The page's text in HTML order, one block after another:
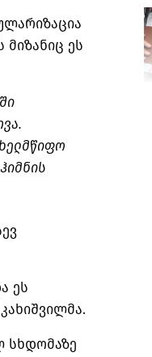
ეს
ეს
სხდომაზე